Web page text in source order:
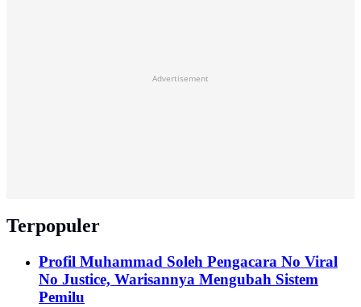
Advertisement
Terpopuler
Profil Muhammad Soleh Pengacara No Viral
No Justice, Warisannya Mengubah Sistem
Pemilu